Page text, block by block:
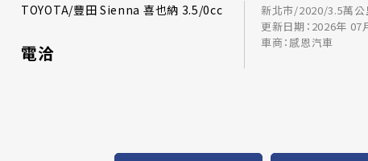
TOYOTA/豐田 Sienna 喜也納 3.5/0cc
電洽
新北市/2020/3.5萬公
更新日期：2026年 07
車商：感恩汽車